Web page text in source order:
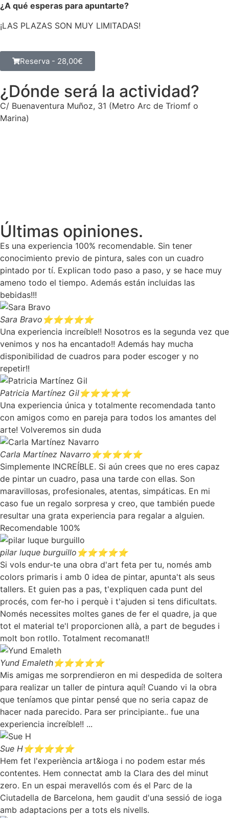
¿A qué esperas para apuntarte?
¡LAS PLAZAS SON MUY LIMITADAS!
Reserva - 28,00€
¿Dónde será la actividad?
C/ Buenaventura Muñoz, 31 (Metro Arc de Triomf o
Marina)
Últimas opiniones.
Es una experiencia 100% recomendable. Sin tener
conocimiento previo de pintura, sales con un cuadro
pintado por tí. Explican todo paso a paso, y se hace muy
ameno todo el tiempo. Además están incluidas las
bebidas!!!
Sara Bravo ⭐⭐⭐⭐⭐
Una experiencia increíble!! Nosotros es la segunda vez que
venimos y nos ha encantado!! Además hay mucha
disponibilidad de cuadros para poder escoger y no
repetir!!
Patricia Martínez Gil⭐⭐⭐⭐⭐
Una experiencia única y totalmente recomendada tanto
con amigos como en pareja para todos los amantes del
arte! Volveremos sin duda
Carla Martínez Navarro ⭐⭐⭐⭐⭐
Simplemente INCREÍBLE. Si aún crees que no eres capaz
de pintar un cuadro, pasa una tarde con ellas. Son
maravillosas, profesionales, atentas, simpáticas. En mi
caso fue un regalo sorpresa y creo, que también puede
resultar una grata experiencia para regalar a alguien.
Recomendable 100%
pilar luque burguillo ⭐⭐⭐⭐⭐
Si vols endur-te una obra d'art feta per tu, només amb
colors primaris i amb 0 idea de pintar, apunta't als seus
tallers. Et guien pas a pas, t'expliquen cada punt del
procés, com fer-ho i perquè i t'ajuden si tens dificultats.
Només necessites moltes ganes de fer el quadre, ja que
tot el material te'l proporcionen allà, a part de begudes i
molt bon rotllo. Totalment recomanat!!
Yund Emaleth⭐⭐⭐⭐⭐
Mis amigas me sorprendieron en mi despedida de soltera
para realizar un taller de pintura aquí! Cuando vi la obra
que teníamos que pintar pensé que no seria capaz de
hacer nada parecido. Para ser principiante.. fue una
experiencia increíble!! ...
Sue H⭐⭐⭐⭐⭐
Hem fet l'experiència art&ioga i no podem estar més
contentes. Hem connectat amb la Clara des del minut
zero. En un espai meravellós com és el Parc de la
Ciutadella de Barcelona, hem gaudit d'una sessió de ioga
amb adaptacions per a tots els nivells.